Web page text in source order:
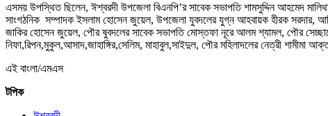
এসময় উপস্থিত ছিলেন, ঈশ্বরদী উপজেলা বিএনপি’র সাবেক সভাপতি শামসুদ্দিন আহমেদ
সাংগঠনিক সম্পাদক ইসলাম হোসেন জুয়েল, উপজেলা যুবদলের যুগ্ন আহবায়ক হীরক সরদার,
জাকির হোসেন জুয়েল, পৌর ষুবদলের সাবেক সভাপতি মোস্তফা নূরে আলম শ্যামল, পৌর
নিফা,রিপন,মুকুল,আসাদ,জাহাঙ্গির,সেলিম, মাহাবুল,সাইদুল, পৌর মহিলাদলের নেত্রী
এই বাংলা/এমএস
টপিক